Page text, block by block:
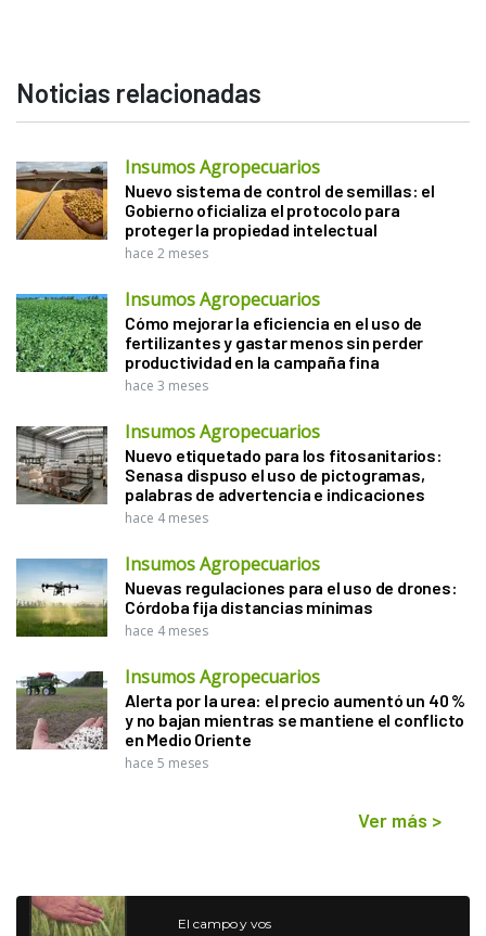
Noticias relacionadas
Insumos Agropecuarios
Nuevo sistema de control de semillas: el
Gobierno oficializa el protocolo para
proteger la propiedad intelectual
hace 2 meses
Insumos Agropecuarios
Cómo mejorar la eficiencia en el uso de
fertilizantes y gastar menos sin perder
productividad en la campaña fina
hace 3 meses
Insumos Agropecuarios
Nuevo etiquetado para los fitosanitarios:
Senasa dispuso el uso de pictogramas,
palabras de advertencia e indicaciones
hace 4 meses
Insumos Agropecuarios
Nuevas regulaciones para el uso de drones:
Córdoba fija distancias mínimas
hace 4 meses
Insumos Agropecuarios
Alerta por la urea: el precio aumentó un 40 %
y no bajan mientras se mantiene el conflicto
en Medio Oriente
hace 5 meses
Ver más >
El campo y vos